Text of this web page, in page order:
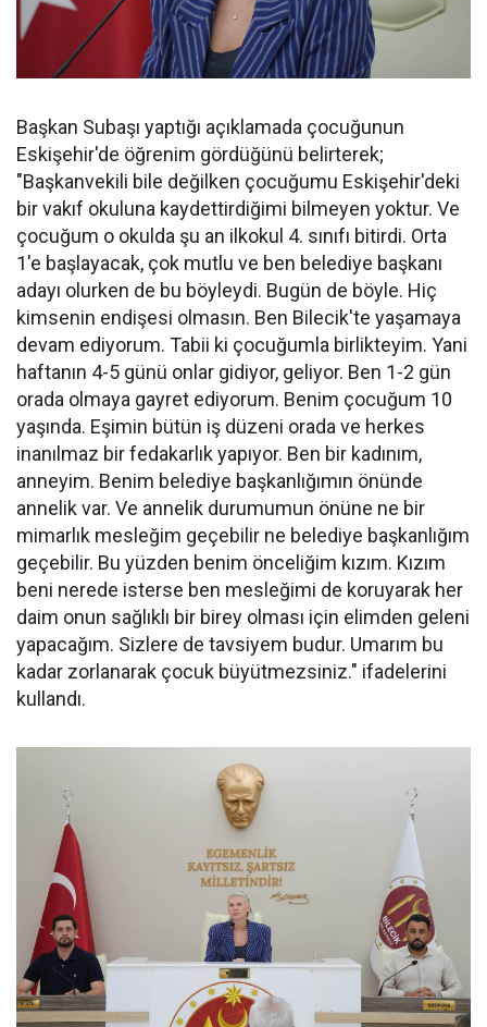
Başkan Subaşı yaptığı açıklamada çocuğunun
Eskişehir'de öğrenim gördüğünü belirterek;
"Başkanvekili bile değilken çocuğumu Eskişehir'deki
bir vakıf okuluna kaydettirdiğimi bilmeyen yoktur. Ve
çocuğum o okulda şu an ilkokul 4. sınıfı bitirdi. Orta
1'e başlayacak, çok mutlu ve ben belediye başkanı
adayı olurken de bu böyleydi. Bugün de böyle. Hiç
kimsenin endişesi olmasın. Ben Bilecik'te yaşamaya
devam ediyorum. Tabii ki çocuğumla birlikteyim. Yani
haftanın 4-5 günü onlar gidiyor, geliyor. Ben 1-2 gün
orada olmaya gayret ediyorum. Benim çocuğum 10
yaşında. Eşimin bütün iş düzeni orada ve herkes
inanılmaz bir fedakarlık yapıyor. Ben bir kadınım,
anneyim. Benim belediye başkanlığımın önünde
annelik var. Ve annelik durumumun önüne ne bir
mimarlık mesleğim geçebilir ne belediye başkanlığım
geçebilir. Bu yüzden benim önceliğim kızım. Kızım
beni nerede isterse ben mesleğimi de koruyarak her
daim onun sağlıklı bir birey olması için elimden geleni
yapacağım. Sizlere de tavsiyem budur. Umarım bu
kadar zorlanarak çocuk büyütmezsiniz." ifadelerini
kullandı.